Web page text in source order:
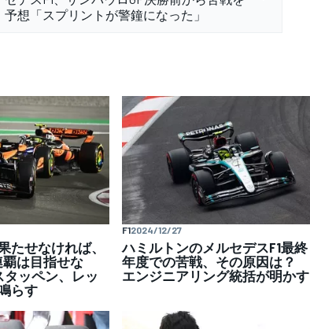
予想「スプリントが警鐘になった」
たせなければ、
覇は目指せな
ッペン、レッ
らす
F12024/12/27
ハミルトンのメルセデスF1最終
年度での苦戦、その原因は？
エンジニアリング統括が明かす